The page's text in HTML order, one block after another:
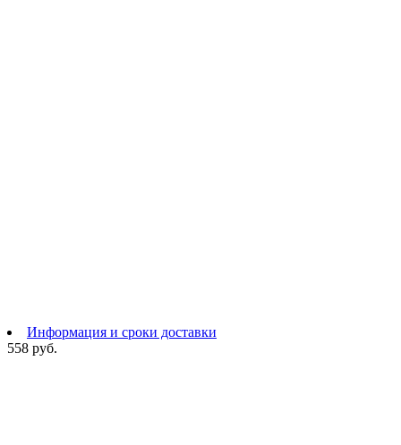
Информация и сроки доставки
558 руб.